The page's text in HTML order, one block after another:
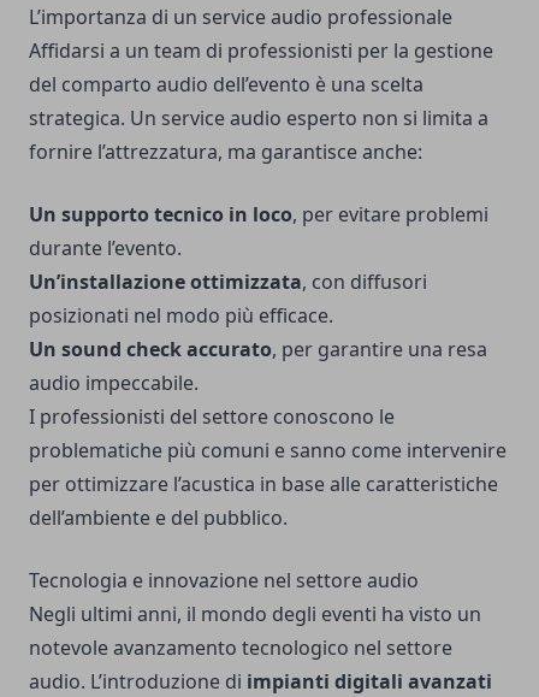
L’importanza di un service audio professionale
Affidarsi a un team di professionisti per la gestione
del comparto audio dell’evento è una scelta
strategica. Un service audio esperto non si limita a
fornire l’attrezzatura, ma garantisce anche:
Un supporto tecnico in loco, per evitare problemi
durante l’evento.
Un’installazione ottimizzata, con diffusori
posizionati nel modo più efficace.
Un sound check accurato, per garantire una resa
audio impeccabile.
I professionisti del settore conoscono le
problematiche più comuni e sanno come intervenire
per ottimizzare l’acustica in base alle caratteristiche
dell’ambiente e del pubblico.
Tecnologia e innovazione nel settore audio
Negli ultimi anni, il mondo degli eventi ha visto un
notevole avanzamento tecnologico nel settore
audio. L’introduzione di impianti digitali avanzati